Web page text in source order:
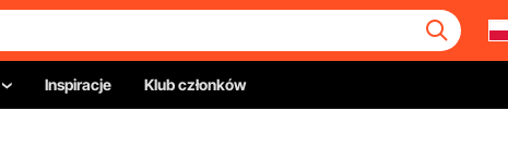
Inspiracje Klub członków